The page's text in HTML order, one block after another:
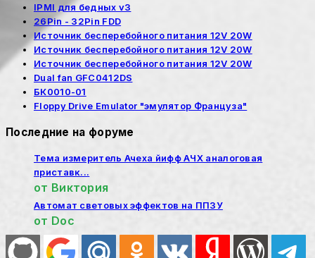
IPMI для бедных v3
26Pin - 32Pin FDD
Источник бесперебойного питания 12V 20W
Источник бесперебойного питания 12V 20W
Источник бесперебойного питания 12V 20W
Dual fan GFC0412DS
БК0010-01
Floppy Drive Emulator "эмулятор Француза"
Последние на форуме
Тема измеритель Ачеха йифф АЧХ аналоговая
приставк...
от Виктория
Автомат световых эффектов на ППЗУ
от Doc